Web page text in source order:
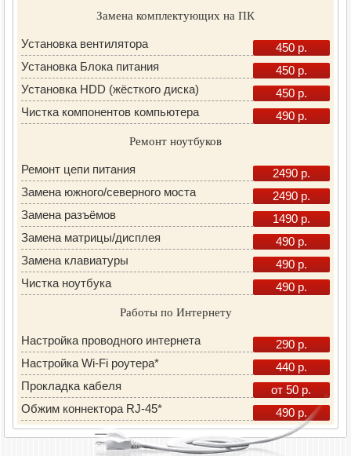
Замена комплектующих на ПК
Установка вентилятора
450 р.
Установка Блока питания
450 р.
Установка HDD (жёсткого диска)
450 р.
Чистка компонентов компьютера
490 р.
Ремонт ноутбуков
Ремонт цепи питания
2490 р.
Замена южного/северного моста
2490 р.
Замена разъёмов
1490 р.
Замена матрицы/дисплея
490 р.
Замена клавиатуры
490 р.
Чистка ноутбука
490 р.
Работы по Интернету
Настройка проводного интернета
290 р.
Настройка Wi-Fi роутера*
440 р.
Прокладка кабеля
от 50 р.
Обжим коннектора RJ-45*
490 р.